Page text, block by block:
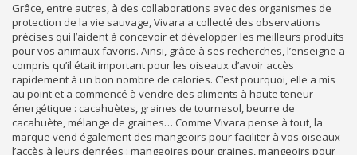
Grâce, entre autres, à des collaborations avec des organismes de
protection de la vie sauvage, Vivara a collecté des observations
précises qui l’aident à concevoir et développer les meilleurs produits
pour vos animaux favoris. Ainsi, grâce à ses recherches, l’enseigne a
compris qu’il était important pour les oiseaux d’avoir accès
rapidement à un bon nombre de calories. C’est pourquoi, elle a mis
au point et a commencé à vendre des aliments à haute teneur
énergétique : cacahuètes, graines de tournesol, beurre de
cacahuète, mélange de graines… Comme Vivara pense à tout, la
marque vend également des mangeoirs pour faciliter à vos oiseaux
l’accès à leurs denrées : mangeoires pour graines, mangeoirs pour